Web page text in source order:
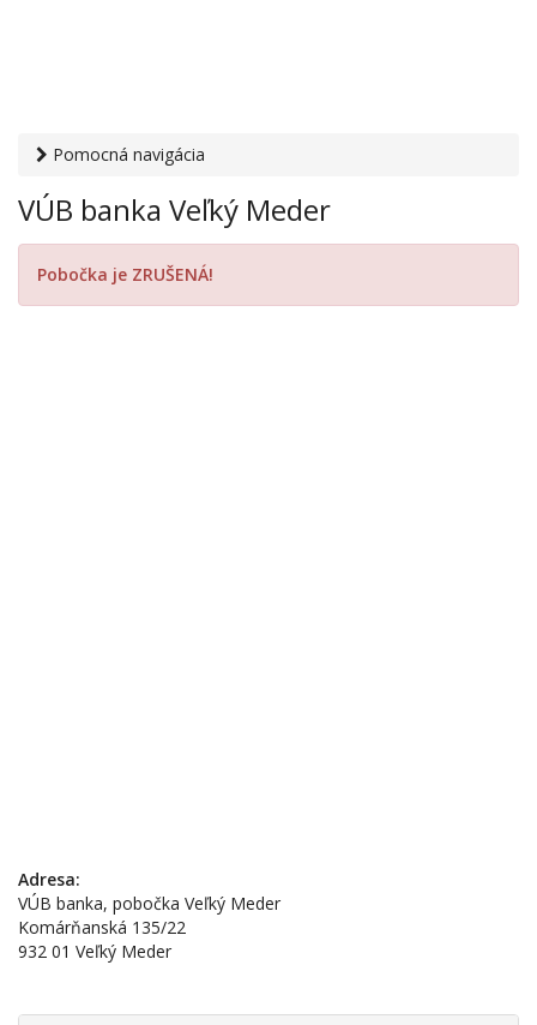
Pomocná navigácia
banka Veľký Meder
VÚB banka Veľký Meder
Pobočka je ZRUŠENÁ!
Adresa:
VÚB banka, pobočka Veľký Meder
Komárňanská 135/22
932 01 Veľký Meder